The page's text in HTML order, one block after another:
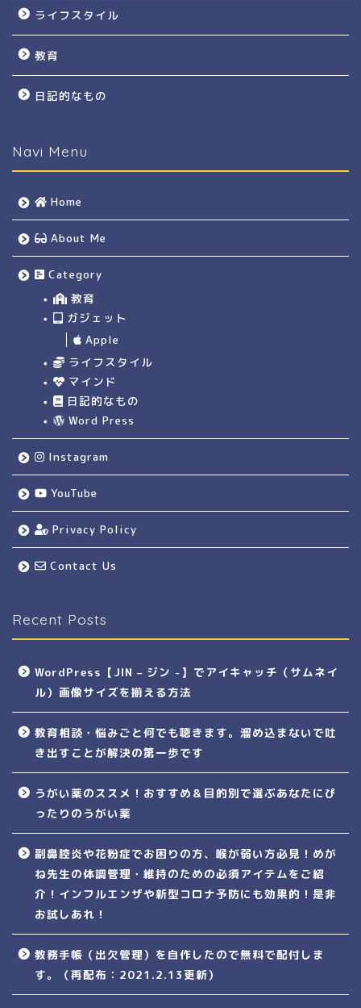
ライフスタイル
教育
日記的なもの
Navi Menu
Home
About Me
Category
教育
ガジェット
Apple
ライフスタイル
マインド
日記的なもの
Word Press
Instagram
YouTube
Privacy Policy
Contact Us
Recent Posts
WordPress【JIN – ジン -】でアイキャッチ（サムネイ
ル）画像サイズを揃える方法
教育相談・悩みごと何でも聴きます。溜め込まないで吐
き出すことが解決の第一歩です
うがい薬のススメ！おすすめ＆目的別で選ぶあなたにぴ
ったりのうがい薬
副鼻腔炎や花粉症でお困りの方、喉が弱い方必見！めが
ね先生の体調管理・維持のための必須アイテムをご紹
介！インフルエンザや新型コロナ予防にも効果的！是非
お試しあれ！
教務手帳（出欠管理）を自作したので無料で配付しま
す。（再配布：2021.2.13更新）